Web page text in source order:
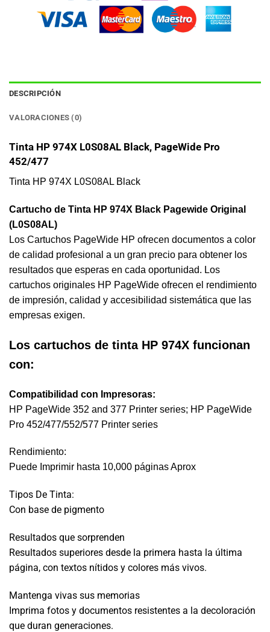
DESCRIPCIÓN
VALORACIONES (0)
Tinta HP 974X L0S08AL Black, PageWide Pro
452/477
Tinta HP 974X L0S08AL Black
Cartucho de Tinta HP 974X Black Pagewide Original
(L0S08AL)
Los Cartuchos PageWide HP ofrecen documentos a color
de calidad profesional a un gran precio para obtener los
resultados que esperas en cada oportunidad. Los
cartuchos originales HP PageWide ofrecen el rendimiento
de impresión, calidad y accesibilidad sistemática que las
empresas exigen.
Los cartuchos de tinta HP 974X funcionan
con:
Compatibilidad con Impresoras:
HP PageWide 352 and 377 Printer series; HP PageWide
Pro 452/477/552/577 Printer series
Rendimiento:
Puede Imprimir hasta 10,000 páginas Aprox
Tipos De Tinta:
Con base de pigmento
Resultados que sorprenden
Resultados superiores desde la primera hasta la última
página, con textos nítidos y colores más vivos.
Mantenga vivas sus memorias
Imprima fotos y documentos resistentes a la decoloración
que duran generaciones.